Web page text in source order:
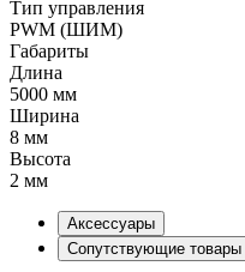
Тип управления
PWM (ШИМ)
Габариты
Длина
5000 мм
Ширина
8 мм
Высота
2 мм
Аксессуары
Сопутствующие товары